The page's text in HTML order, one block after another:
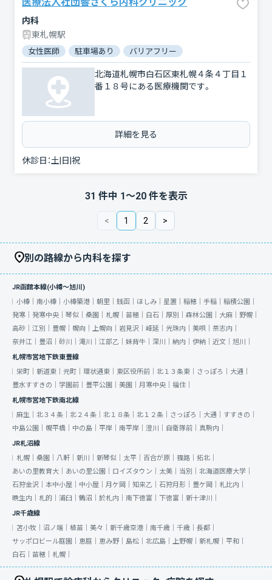
内科
東札幌駅
女性医師 駐車場あり バリアフリー
北海道札幌市白石区東札幌４条４丁目１
番１８号にある医療機関です。
詳細を見る
休診日：土|日|祝
31 件中 1〜20件を表示
< 1 2 >
別の路線から内科を探す
JR函館本線(小樽～旭川)
小樽｜ 南小樽｜ 小樽築港｜ 朝里｜ 銭函｜ ほしみ｜ 星置｜ 稲穂｜ 手稲｜ 稲積公園｜
発寒｜ 発寒中央｜ 琴似｜ 桑園｜ 札幌｜ 苗穂｜ 白石｜ 厚別｜ 森林公園｜ 大麻｜ 野幌｜
高砂｜ 江別｜ 豊幌｜ 幌向｜ 上幌向｜ 岩見沢｜ 峰延｜ 光珠内｜ 美唄｜ 茶志内｜
奈井江｜ 豊沼｜ 砂川｜ 滝川｜ 江部乙｜ 妹背牛｜ 深川｜ 納内｜ 伊納｜ 近文｜ 旭川｜
札幌市営地下鉄東豊線
栄町｜ 新道東｜ 元町｜ 環状通東｜ 東区役所前｜ 北１３条東｜ さっぽろ｜ 大通｜
豊水すすきの｜ 学園前｜ 豊平公園｜ 美園｜ 月寒中央｜ 福住｜
札幌市営地下鉄南北線
麻生｜ 北３４条｜ 北２４条｜ 北１８条｜ 北１２条｜ さっぽろ｜ 大通｜ すすきの｜
中島公園｜ 幌平橋｜ 中の島｜ 平岸｜ 南平岸｜ 澄川｜ 自衛隊前｜ 真駒内｜
JR札沼線
札幌｜ 桑園｜ 八軒｜ 新川｜ 新琴似｜ 太平｜ 百合が原｜ 篠路｜ 拓北｜
あいの里教育大｜ あいの里公園｜ ロイズタウン｜ 太美｜ 当別｜ 北海道医療大学｜
石狩金沢｜ 本中小屋｜ 中小屋｜ 月ケ岡｜ 知来乙｜ 石狩月形｜ 豊ケ岡｜ 札比内｜
晩生内｜ 札的｜ 浦臼｜ 鶴沼｜ 於札内｜ 南下徳富｜ 下徳富｜ 新十津川｜
JR千歳線
苫小牧｜ 沼ノ端｜ 植苗｜ 美々｜ 新千歳空港｜ 南千歳｜ 千歳｜ 長都｜
サッポロビール庭園｜ 恵庭｜ 恵み野｜ 島松｜ 北広島｜ 上野幌｜ 新札幌｜ 平和｜
白石｜ 苗穂｜ 札幌｜